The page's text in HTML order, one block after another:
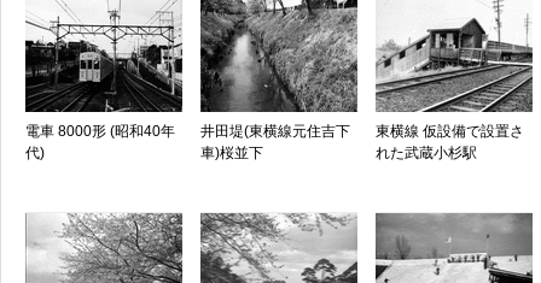
電車 8000形 (昭和40年
代)
井田堤(東横線元住吉下
車)桜並下
東横線 仮設備で設置さ
れた武蔵小杉駅